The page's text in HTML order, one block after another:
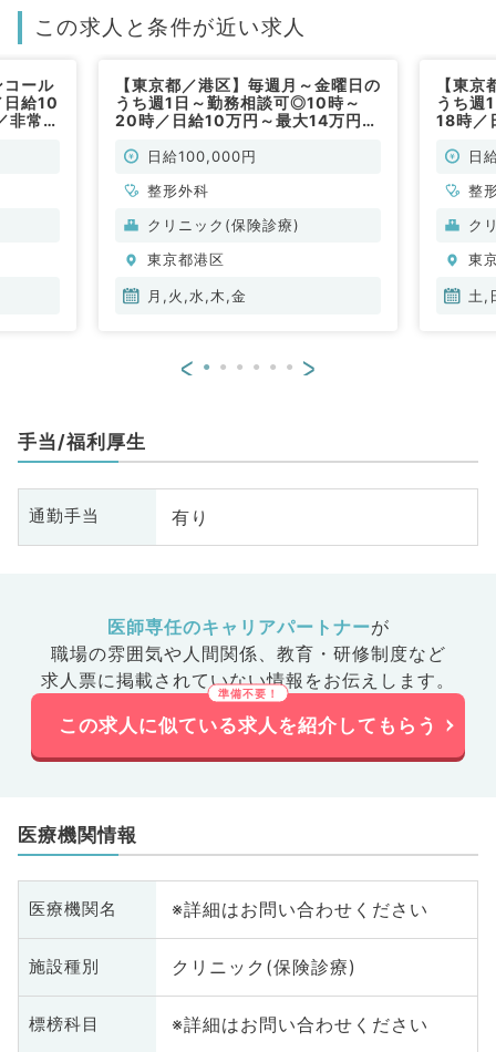
この求人と条件が近い求人
コール
日給10
非常
【東京都／港区】毎週月～金曜日の
うち週1日～勤務相談可◎10時～
20時／日給10万円～最大14万円☆
にて専門外来のお仕事です！（整形
日給100,000円
整形外科
クリニック(保険診療)
東京都港区
月,火,水,木,金
【東
うち週
18時／
にて日
整
ク
東
土,
< >
手当/福利厚生
通勤手当 有り
医師専任のキャリアパートナーが
職場の雰囲気や人間関係、 教育・研修制度など
求人票に掲載されていない情報をお伝えします。
この求人に似ている求人を紹介してもらう
医療機関情報
医療機関名 ※詳細はお問い合わせください
施設種別 クリニック(保険診療)
標榜科目 ※詳細はお問い合わせください